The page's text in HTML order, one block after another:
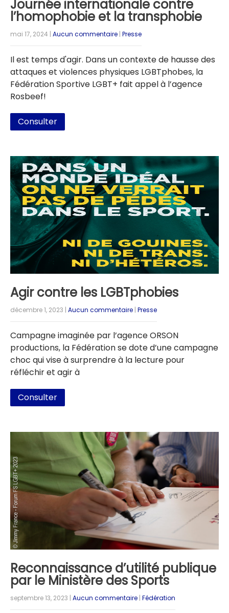
Journée internationale contre
l’homophobie et la transphobie
mai 17, 2024 | Aucun commentaire | Presse
Il est temps d'agir. Dans un contexte de hausse des
attaques et violences physiques LGBTphobes, la
Fédération Sportive LGBT+ fait appel à l’agence
Rosbeef!
Consulter
Agir contre les LGBTphobies
décembre 1, 2023 | Aucun commentaire | Presse
Campagne imaginée par l’agence ORSON
productions, la Fédération se dote d’une campagne
choc qui vise à surprendre à la lecture pour
réfléchir et agir à
Consulter
Reconnaissance d’utilité publique
par le Ministère des Sports
septembre 13, 2023 | Aucun commentaire | Fédération